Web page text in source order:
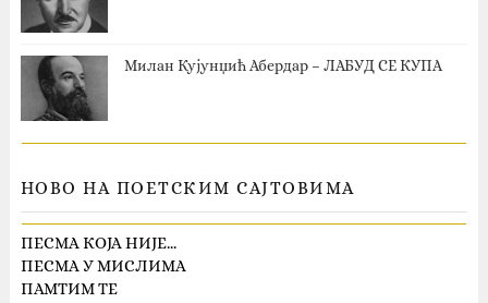
Милан Кујунџић Абердар – ЛАБУД СЕ КУПА
НОВО НА ПОЕТСКИМ САЈТОВИМА
ПЕСМА КОЈА НИЈЕ…
ПЕСМА У МИСЛИМА
ПАМТИМ ТЕ